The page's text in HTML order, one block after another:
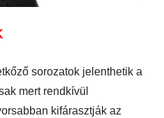
sorozatok jelenthetik a
mert rendkívül
kifárasztják az